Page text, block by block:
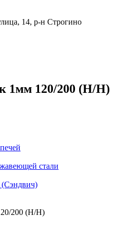
14, р-н Строгино
1мм 120/200 (Н/Н)
стали
200 (Н/Н)